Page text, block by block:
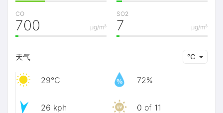
CO
μg/m³
700
SO2
μg/m³
7
天气 ℃
29℃ 72%
26 kph 0 of 11